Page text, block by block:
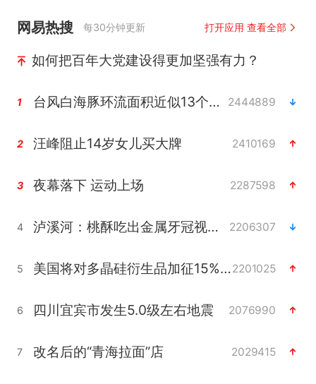
网易热搜 每30分钟更新 打开应用 查看全部
如何把百年大党建设得更加坚强有力？
1 台风白海豚环流面积近似13个浙江 2444889
2 汪峰阻止14岁女儿买大牌 2410169
3 夜幕落下 运动上场 2287598
4 泸溪河：桃酥吃出金属牙冠视频不实 2206307
5 美国将对多晶硅衍生品加征15%关税2201025
6 四川宜宾市发生5.0级左右地震 2076990
7 改名后的“青海拉面”店 2029415